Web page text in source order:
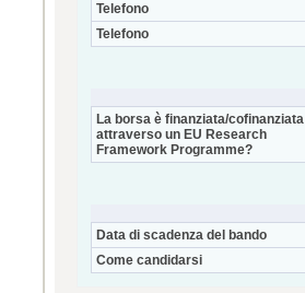
Telefono
Telefono
La borsa è finanziata/cofinanziata
attraverso un EU Research
Framework Programme?
Data di scadenza del bando
Come candidarsi